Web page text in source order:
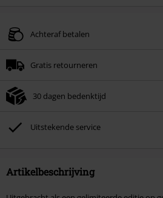
Achteraf betalen
Gratis retourneren
30 dagen bedenktijd
Uitstekende service
Artikelbeschrijving